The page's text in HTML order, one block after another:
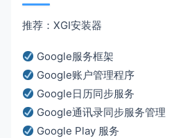
推荐：XGI安装器
Google服务框架
Google账户管理程序
Google日历同步服务
Google通讯录同步服务管理
Google Play 服务